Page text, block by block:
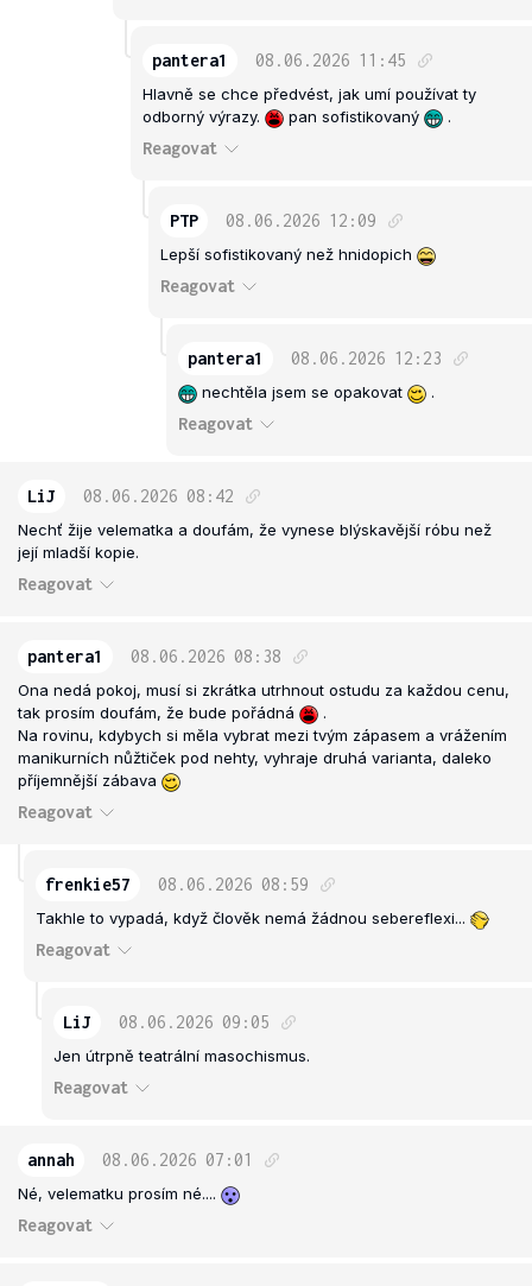
pantera1 08.06.2026 11:45
Hlavně se chce předvést, jak umí používat ty
odborný výrazy.
pan sofistikovaný .
Reagovat
PTP 08.06.2026 12:09
Lepší sofistikovaný než hnidopich
Reagovat
pantera1 08.06.2026 12:23
nechtěla jsem se opakovat .
Reagovat
LiJ 08.06.2026 08:42
Nechť žije velematka a doufám, že vynese blýskavější róbu než
její mladší kopie.
Reagovat
pantera1 08.06.2026 08:38
Ona nedá pokoj, musí si zkrátka utrhnout ostudu za každou cenu,
tak prosím doufám, že bude pořádná
.
Na rovinu, kdybych si měla vybrat mezi tvým zápasem a vrážením
manikurních nůžtiček pod nehty, vyhraje druhá varianta, daleko
příjemnější zábava
Reagovat
frenkie57 08.06.2026 08:59
Takhle to vypadá, když člověk nemá žádnou sebereflexi...
Reagovat
LiJ 08.06.2026 09:05
Jen útrpně teatrální masochismus.
Reagovat
annah 08.06.2026 07:01
Né, velematku prosím né....
Reagovat